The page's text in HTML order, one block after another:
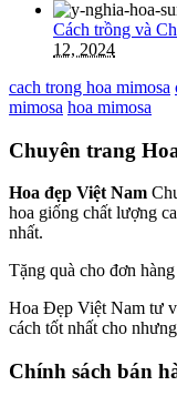
Cách trồng và
12, 2024
cach trong hoa mimosa
mimosa hoa mimosa
Chuyên trang
Hoa đẹp Việt Nam
hoa giống chất lượng
nhất.
Tặng quà cho đơn
Hoa Đẹp Việt Nam tư
cách tốt nhất cho
Chính sách bán